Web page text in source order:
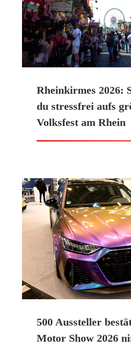
Rheinkirmes 2026:
du stressfrei aufs
Volksfest am Rhein
500 Aussteller
Motor Show 2026